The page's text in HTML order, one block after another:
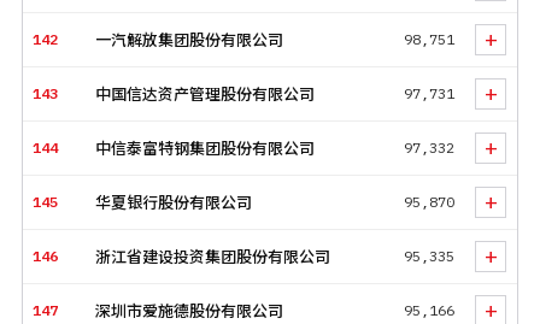
142 一汽解放集团股份有限公司 98,751 +
143 中国信达资产管理股份有限公司 97,731 +
144 中信泰富特钢集团股份有限公司 97,332 +
145 华夏银行股份有限公司 95,870 +
146 浙江省建设投资集团股份有限公司 95,335 +
147 深圳市爱施德股份有限公司 95,166 +